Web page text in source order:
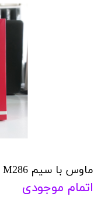
ماوس با سیم TSCO M286
اتمام موجودی